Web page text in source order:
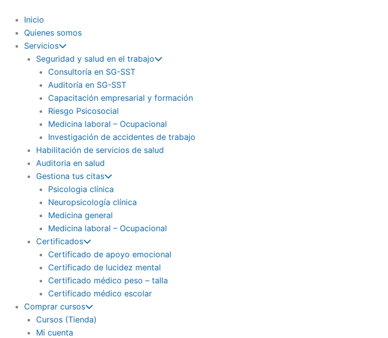
contenido
Inicio
Quienes somos
Servicios
Seguridad y salud en el trabajo
Consultoría en SG-SST
Auditoría en SG-SST
Capacitación empresarial y formación
Riesgo Psicosocial
Medicina laboral – Ocupacional
Investigación de accidentes de trabajo
Habilitación de servicios de salud
Auditoria en salud
Gestiona tus citas
Psicologia clínica
Neuropsicología clínica
Medicina general
Medicina laboral – Ocupacional
Certificados
Certificado de apoyo emocional
Certificado de lucidez mental
Certificado médico peso – talla
Certificado médico escolar
Comprar cursos
Cursos (Tienda)
Mi cuenta